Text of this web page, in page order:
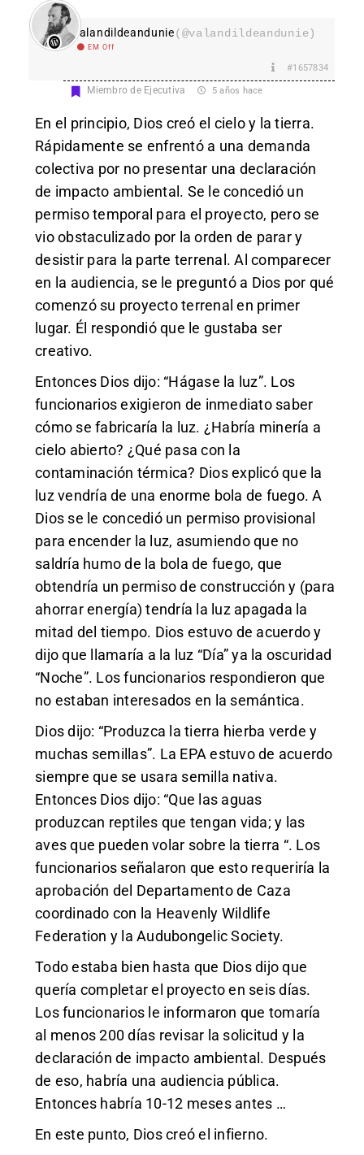
valandildeandunie(@valandildeandunie)
EM Off
#1657834
Miembro de Ejecutiva 5 años hace
En el principio, Dios creó el cielo y la tierra.
Rápidamente se enfrentó a una demanda
colectiva por no presentar una declaración
de impacto ambiental. Se le concedió un
permiso temporal para el proyecto, pero se
vio obstaculizado por la orden de parar y
desistir para la parte terrenal. Al comparecer
en la audiencia, se le preguntó a Dios por qué
comenzó su proyecto terrenal en primer
lugar. Él respondió que le gustaba ser
creativo.
Entonces Dios dijo: “Hágase la luz”. Los
funcionarios exigieron de inmediato saber
cómo se fabricaría la luz. ¿Habría minería a
cielo abierto? ¿Qué pasa con la
contaminación térmica? Dios explicó que la
luz vendría de una enorme bola de fuego. A
Dios se le concedió un permiso provisional
para encender la luz, asumiendo que no
saldría humo de la bola de fuego, que
obtendría un permiso de construcción y (para
ahorrar energía) tendría la luz apagada la
mitad del tiempo. Dios estuvo de acuerdo y
dijo que llamaría a la luz “Día” ya la oscuridad
“Noche”. Los funcionarios respondieron que
no estaban interesados ​​en la semántica.
Dios dijo: “Produzca la tierra hierba verde y
muchas semillas”. La EPA estuvo de acuerdo
siempre que se usara semilla nativa.
Entonces Dios dijo: “Que las aguas
produzcan reptiles que tengan vida; y las
aves que pueden volar sobre la tierra “. Los
funcionarios señalaron que esto requeriría la
aprobación del Departamento de Caza
coordinado con la Heavenly Wildlife
Federation y la Audubongelic Society.
Todo estaba bien hasta que Dios dijo que
quería completar el proyecto en seis días.
Los funcionarios le informaron que tomaría
al menos 200 días revisar la solicitud y la
declaración de impacto ambiental. Después
de eso, habría una audiencia pública.
Entonces habría 10-12 meses antes …
En este punto, Dios creó el infierno.